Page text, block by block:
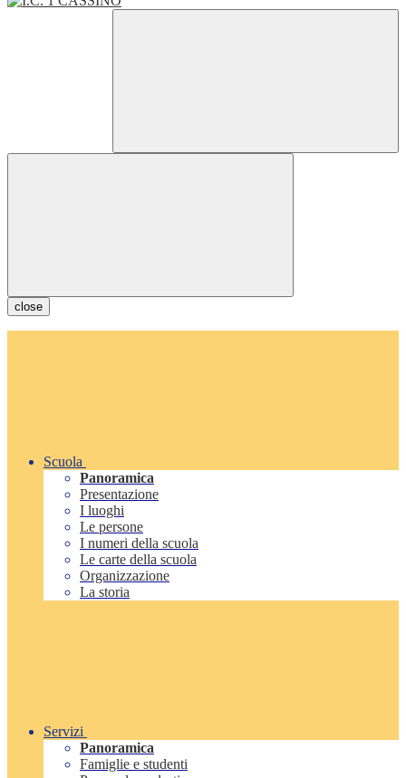
close
Scuola
Panoramica
Presentazione
I luoghi
Le persone
I numeri della scuola
Le carte della scuola
Organizzazione
La storia
Servizi
Panoramica
Famiglie e studenti